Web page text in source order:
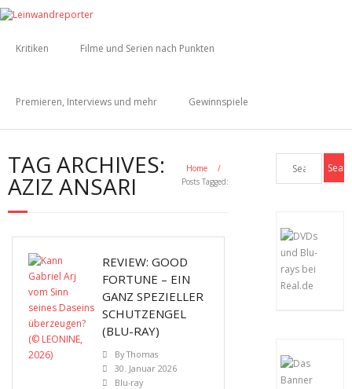
Kritiken Filme und Serien nach Punkten
Premieren, Interviews und mehr Gewinnspiele
TAG ARCHIVES:
AZIZ ANSARI
Home
/
Posts Tagged:
REVIEW: GOOD
FORTUNE – EIN
GANZ SPEZIELLER
SCHUTZENGEL
(BLU-RAY)
ByThomas
30. Januar 2026
Blu-ray